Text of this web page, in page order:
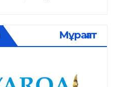
Мұрағат